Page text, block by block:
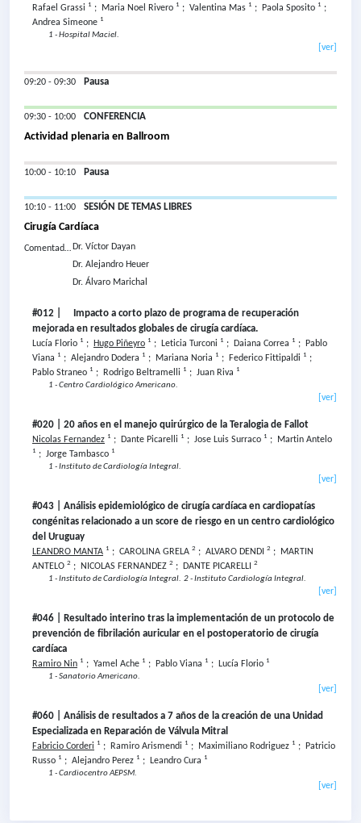
Rafael Grassi 1 ; Maria Noel Rivero 1 ; Valentina Mas 1 ; Paola Sposito 1 ;
Andrea Simeone 1
1 - Hospital Maciel.
[ver]
09:20 - 09:30 Pausa
09:30 - 10:00 CONFERENCIA
Actividad plenaria en Ballroom
10:00 - 10:10 Pausa
10:10 - 11:00 SESIÓN DE TEMAS LIBRES
Cirugía Cardíaca
Comentador Dr. Víctor Dayan
Dr. Alejandro Heuer
Dr. Álvaro Marichal
#012 | Impacto a corto plazo de programa de recuperación
mejorada en resultados globales de cirugía cardíaca.
Lucía Florio 1 ; Hugo Piñeyro 1 ; Leticia Turconi 1 ; Daiana Correa 1 ;
Pablo
Viana 1 ; Alejandro Dodera 1 ; Mariana Noria 1 ; Federico Fittipaldi 1 ;
Pablo Straneo 1 ; Rodrigo Beltramelli 1 ; Juan Riva 1
1 - Centro Cardiológico Americano.
[ver]
#020 | 20 años en el manejo quirúrgico de la Teralogia de Fallot
Nicolas Fernandez 1 ; Dante Picarelli 1 ; Jose Luis Surraco 1 ; Martin Antelo
1 ; Jorge Tambasco 1
1 - Instituto de Cardiología Integral.
[ver]
#043 | Análisis epidemiológico de cirugía cardíaca en cardiopatías
congénitas relacionado a un score de riesgo en un centro cardiológico
del Uruguay
LEANDRO MANTA 1 ; CAROLINA GRELA 2 ; ALVARO DENDI 2 ;
MARTIN
ANTELO 2 ; NICOLAS FERNANDEZ 2 ; DANTE PICARELLI 2
1 - Instituto de Cardiología Integral. 2 - Instituto Cardiología Integral.
[ver]
#046 | Resultado interino tras la implementación de un protocolo de
prevención de fibrilación auricular en el postoperatorio de cirugía
cardíaca
Ramiro Nin 1 ; Yamel Ache 1 ; Pablo Viana 1 ; Lucía Florio 1
1 - Sanatorio Americano.
[ver]
#060 | Análisis de resultados a 7 años de la creación de una Unidad
Especializada en Reparación de Válvula Mitral
Fabricio Corderi 1 ; Ramiro Arismendi 1 ; Maximiliano Rodriguez 1 ;
Patricio
Russo 1 ; Alejandro Perez 1 ; Leandro Cura 1
1 - Cardiocentro AEPSM.
[ver]